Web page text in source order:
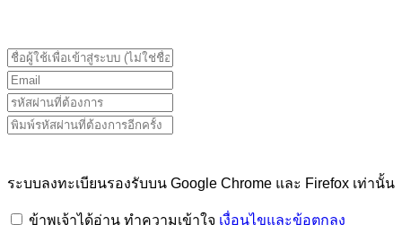
ระบบลงทะเบียนรองรับบน Google Chrome และ Firefox เท่านั้น
ข้าพเจ้าได้อ่าน ทำความเข้าใจ เงื่อนไขและข้อตกลง